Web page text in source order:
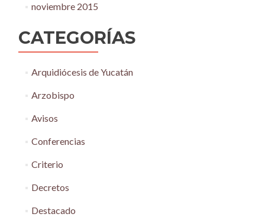
noviembre 2015
CATEGORÍAS
Arquidiócesis de Yucatán
Arzobispo
Avisos
Conferencias
Criterio
Decretos
Destacado